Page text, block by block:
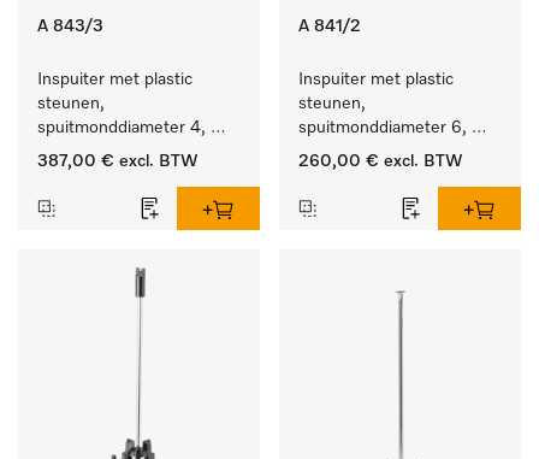
A 843/3
Inspuiter met plastic
steunen,
spuitmonddiameter 4,
lengte 185 mm, 20 stuks
387,00 € excl. BTW
A 841/2
Inspuiter met plastic
steunen,
spuitmonddiameter 6,
lengte 210 mm, 10 stuks
260,00 € excl. BTW